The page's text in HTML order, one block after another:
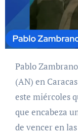
Pablo Zambrano, aspirante a la Asamblea Nacional
(AN) en
este miércoles
que encabeza
de vencer en